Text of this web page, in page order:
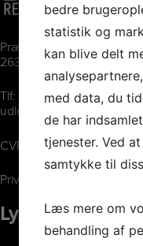
Præsteholmen 7
2630 Taastrup
Tlf:
26851100
udlejning@bkrental.dk
CVR: 30581741
Privatlivspolitik
Lys
bedre
statistik og
kan blive delt
med data, du
de har
tjenester. Ved
samtykke til
Læs mere om
behandling af